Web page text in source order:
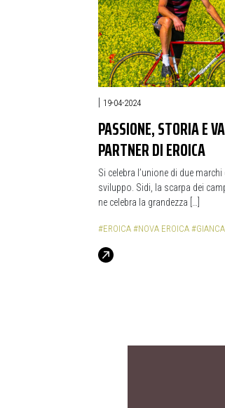
19-04-2024
PASSIONE, STORIA E
PARTNER DI EROICA
Si celebra l’unione di due
sviluppo. Sidi, la scarpa dei
ne celebra la grandezza […]
#EROICA #NOVA EROICA